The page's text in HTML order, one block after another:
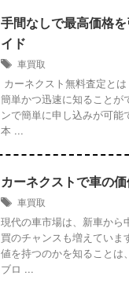
手間なしで最高価格
イド
車買取
カーネクスト無料査定と
簡単かつ迅速に知ることが
ンで簡単に申し込みが可
本 ...
カーネクストで車の
車買取
現代の車市場は、新車から
買のチャンスも増えてい
値を持つのかを知ることは
ブロ ...